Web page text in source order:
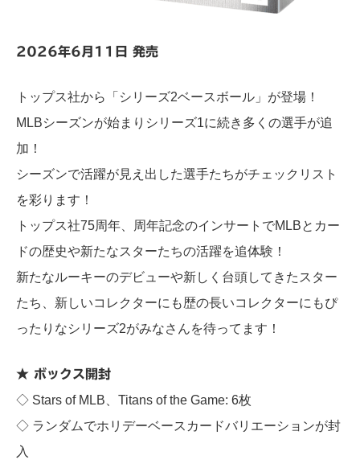
2026年6月11日 発売
トップス社から「シリーズ2ベースボール」が登場！
MLBシーズンが始まりシリーズ1に続き多くの選手が追
加！
シーズンで活躍が見え出した選手たちがチェックリスト
を彩ります！
トップス社75周年、周年記念のインサートでMLBとカー
ドの歴史や新たなスターたちの活躍を追体験！
新たなルーキーのデビューや新しく台頭してきたスター
たち、新しいコレクターにも歴の長いコレクターにもぴ
ったりなシリーズ2がみなさんを待ってます！
★ ボックス開封
◇ Stars of MLB、Titans of the Game: 6枚
◇ ランダムでホリデーベースカードバリエーションが封
入